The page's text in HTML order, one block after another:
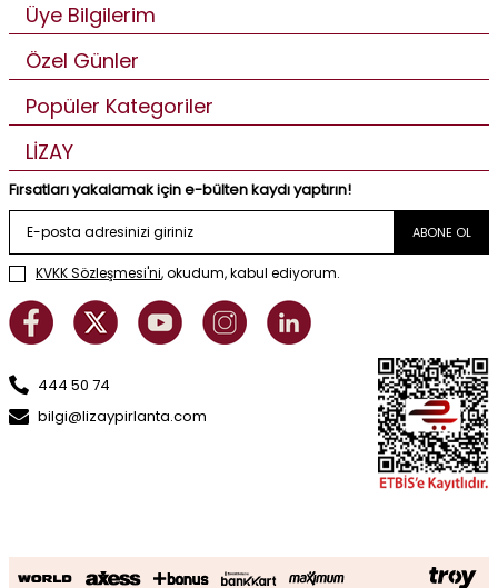
Üye Bilgilerim
Özel Günler
Popüler Kategoriler
LİZAY
Fırsatları yakalamak için e-bülten kaydı yaptırın!
ABONE OL
KVKK Sözleşmesi'ni, okudum, kabul ediyorum.
444 50 74
bilgi@lizaypirlanta.com